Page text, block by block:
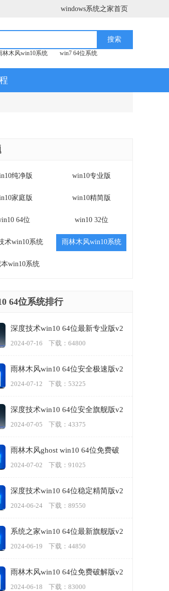
windows系统之家首页
林木风win10系统 win7 64位系统
纯净版 win10专业版
家庭版 win10精简版
64位 win10 32位
术win10系统 雨林木风win10系统
win10系统
64位系统排行
深度技术win10 64位最新专业版v2
024.07
2024-07-16 下载：64800
雨林木风win10 64位安全极速版v2
024.07
2024-07-12 下载：53225
深度技术win10 64位安全旗舰版v2
024.07
2024-07-05 下载：43375
雨林木风ghost win10 64位免费破
解版v2024.07
2024-07-02 下载：91025
深度技术win10 64位稳定精简版v2
024.06
2024-06-24 下载：89550
系统之家win10 64位最新旗舰版v2
024.06
2024-06-19 下载：44850
雨林木风win10 64位免费破解版v2
024.06
2024-06-18 下载：83000